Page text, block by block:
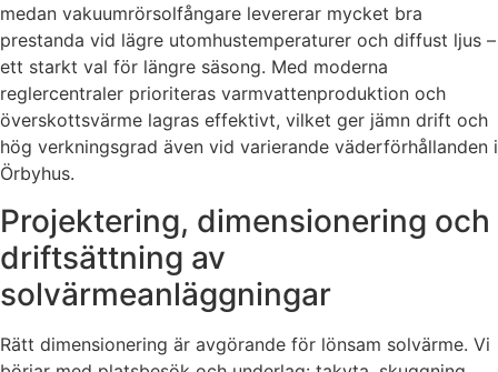
medan vakuumrörsolfångare levererar mycket bra
prestanda vid lägre utomhustemperaturer och diffust ljus –
ett starkt val för längre säsong. Med moderna
reglercentraler prioriteras varmvattenproduktion och
överskottsvärme lagras effektivt, vilket ger jämn drift och
hög verkningsgrad även vid varierande väderförhållanden i
Örbyhus.
Projektering, dimensionering och
driftsättning av
solvärmeanläggningar
Rätt dimensionering är avgörande för lönsam solvärme. Vi